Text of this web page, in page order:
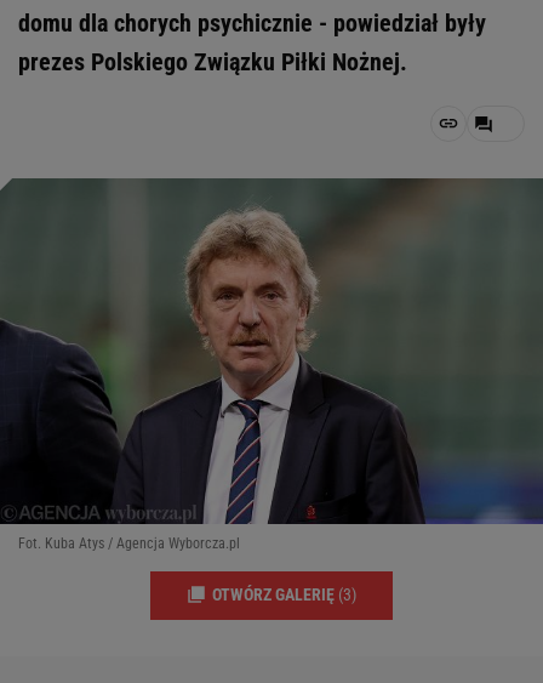
domu dla chorych psychicznie - powiedział były
prezes Polskiego Związku Piłki Nożnej.
Fot. Kuba Atys / Agencja Wyborcza.pl
OTWÓRZ GALERIĘ (3)